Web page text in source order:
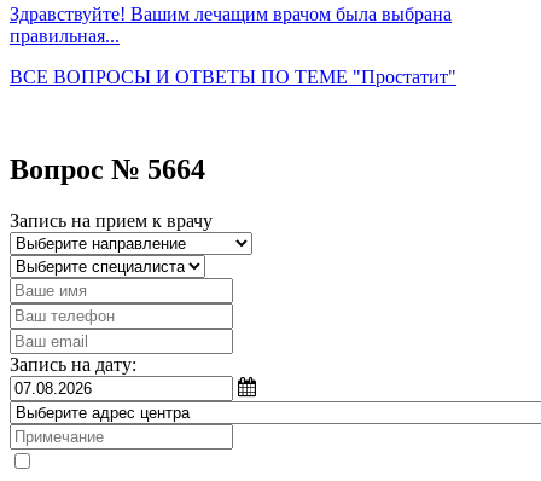
Здравствуйте! Вашим лечащим врачом была выбрана
правильная...
ВСЕ ВОПРОСЫ И ОТВЕТЫ ПО ТЕМЕ "Простатит"
Вопрос № 5664
Запись на прием к врачу
Запись на дату: